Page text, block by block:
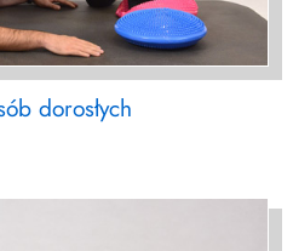
dorosłych